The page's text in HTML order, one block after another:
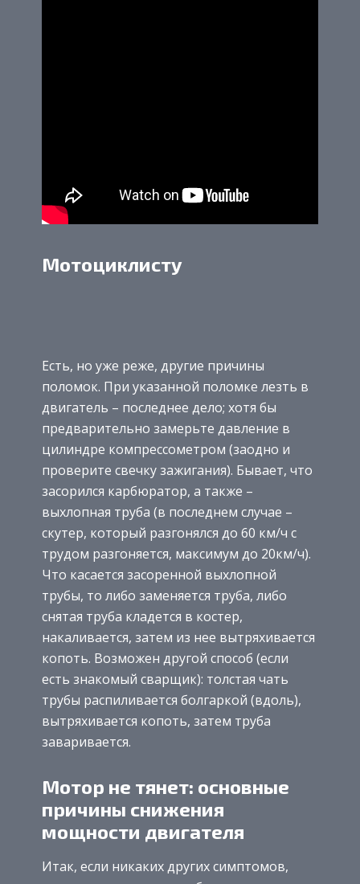
Мотоциклисту
Есть, но уже реже, другие причины
поломок. При указанной поломке лезть в
двигатель – последнее дело; хотя бы
предварительно замерьте давление в
цилиндре компрессометром (заодно и
проверите свечку зажигания). Бывает, что
засорился карбюратор, а также –
выхлопная труба (в последнем случае –
скутер, который разгонялся до 60 км/ч с
трудом разгоняется, максимум до 20км/ч).
Что касается засоренной выхлопной
трубы, то либо заменяется труба, либо
снятая труба кладется в костер,
накаливается, затем из нее вытряхивается
копоть. Возможен другой способ (если
есть знакомый сварщик): толстая чать
трубы распиливается болгаркой (вдоль),
вытряхивается копоть, затем труба
заваривается.
Мотор не тянет: основные
причины снижения
мощности двигателя
Итак, если никаких других симптомов,